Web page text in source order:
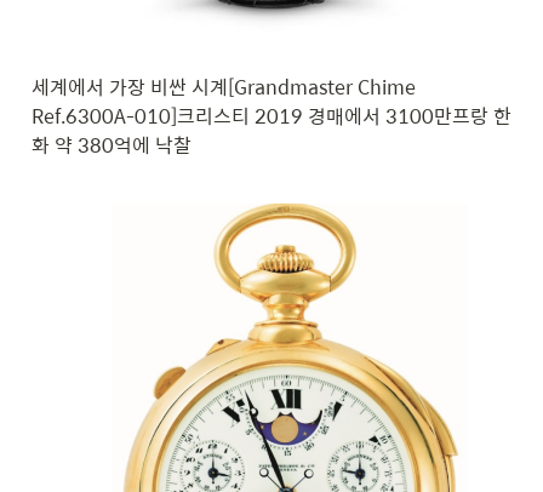
세계에서 가장 비싼 시계[Grandmaster Chime
Ref.6300A-010]크리스티 2019 경매에서 3100만프랑 한
화 약 380억에 낙찰